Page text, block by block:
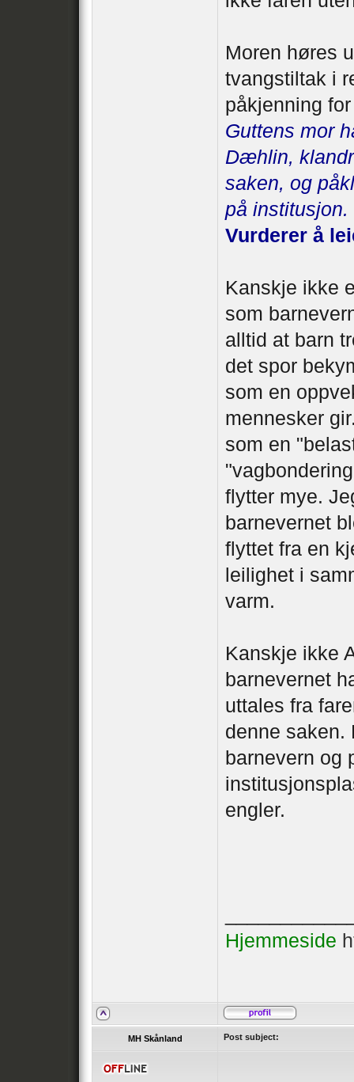
Moren høres
tvangstiltak i
påkjenning
Guttens mor
Dæhlin,
saken, og
på institusjon.
Vurderer å
Kanskje ikke
som
alltid at barn
det spor
som en
mennesker
som en
flytter mye.
barnevernet
flyttet fra en
leilighet i
varm.
Kanskje ikke
barnevernet
uttales fra
denne saken.
barnevern og
engler.
Hjemmeside
MH Skånland Post subject: